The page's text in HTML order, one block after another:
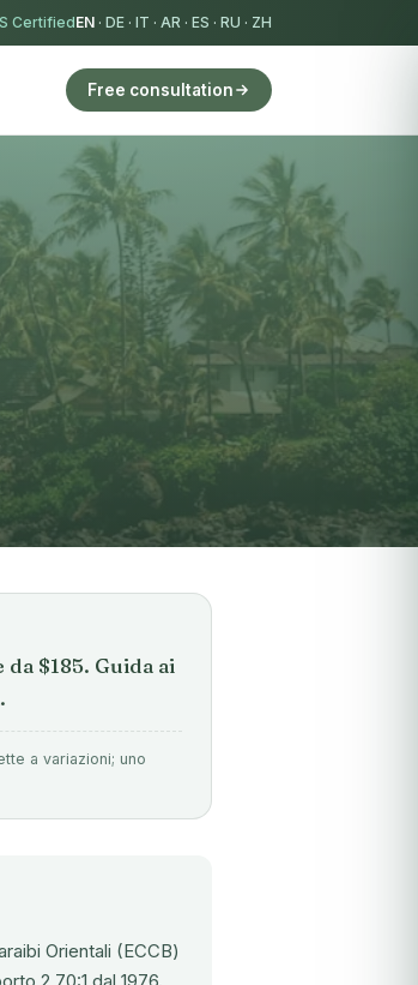
CertifiedEN · DE · IT · AR · ES · RU · ZH
Free consultation
$185. Guida ai
a variazioni; uno
Orientali (ECCB)